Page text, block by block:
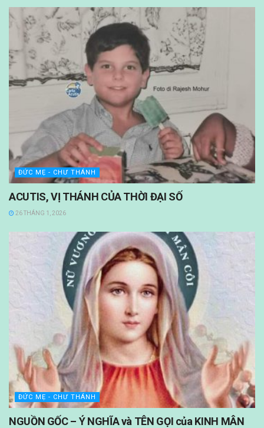
ĐỨC MẸ - CHƯ THÁNH
ACUTIS, VỊ THÁNH CỦA THỜI ĐẠI SỐ
26 THÁNG 1, 2026
ĐỨC MẸ - CHƯ THÁNH
NGUỒN GỐC – Ý NGHĨA và TÊN GỌI của KINH MÂN